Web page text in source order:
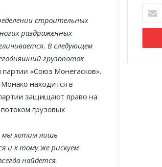
строительных
раздраженных
В следующем
грузопоток
«Союз Монегасков».
находится в
защищают право на
грузовых
мы хотим лишь
и к тому же рискуем
найдется
Email
адрес